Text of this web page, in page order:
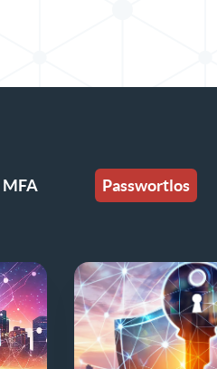
MFA Passwortlos